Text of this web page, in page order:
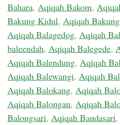
Bahara, Aqiqah Bakom,
Bakung Kidul, Aqiqah
Aqiqah Balagedog, Aqiqah
baleendah, Aqiqah Balegede,
Aqiqah Balendung, Aqiqah
Aqiqah Balewangi, Aqiqah
Aqiqah Balokang, Aqiqah
Aqiqah Balongan, Aqiqah
Balongsari, Aqiqah Bandasari,